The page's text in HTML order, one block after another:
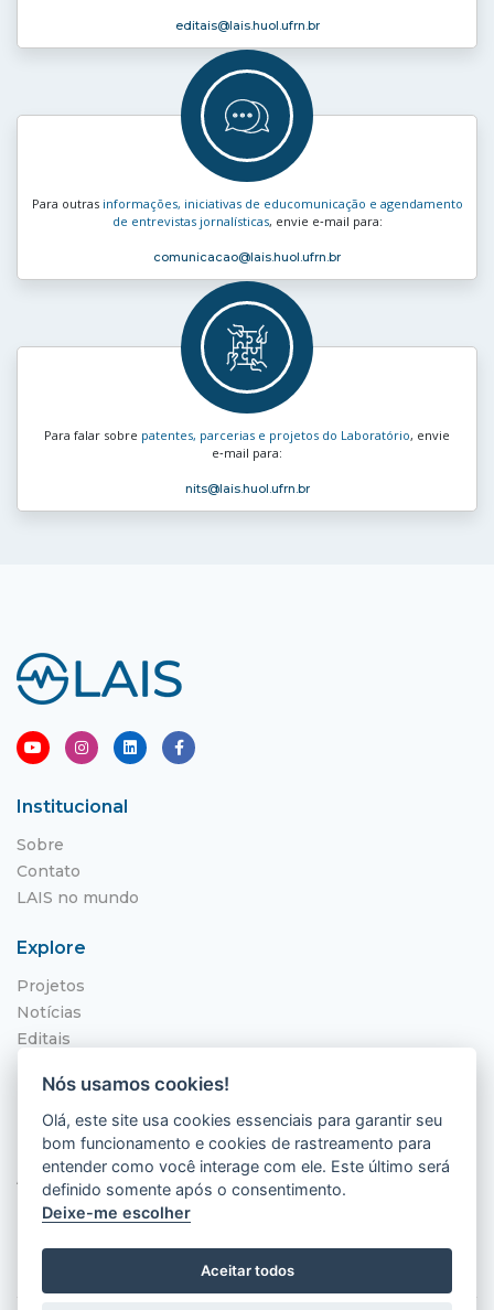
editais@lais.huol.ufrn.br
Para outras informações, iniciativas de educomunicação e agendamento
de entrevistas jornalísticas, envie e‑mail para:
comunicacao@lais.huol.ufrn.br
Para falar sobre patentes, parcerias e projetos do Laboratório, envie
e‑mail para:
nits@lais.huol.ufrn.br
Institucional
Sobre
Contato
LAIS no mundo
Explore
Projetos
Notícias
Editais
Localização
Hospital Universitário Onofre Lopes - HUOL
Av. Nilo Peçanha, 620 - Petrópolis
Natal - RN, 59012-300
Nós usamos cookies!
Olá, este site usa cookies essenciais para garantir seu
bom funcionamento e cookies de rastreamento para
entender como você interage com ele. Este último será
definido somente após o consentimento.
Deixe-me escolher
Aceitar todos